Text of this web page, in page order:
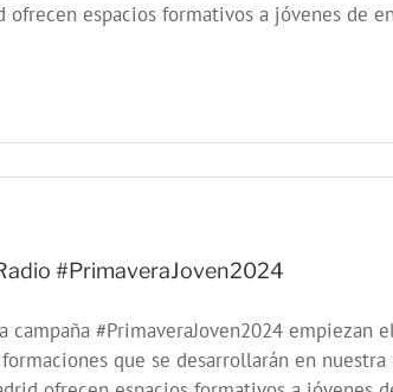
ofrecen espacios formativos a jóvenes de
#PrimaveraJoven2024
campaña #PrimaveraJoven2024 empiezan
que se desarrollarán en